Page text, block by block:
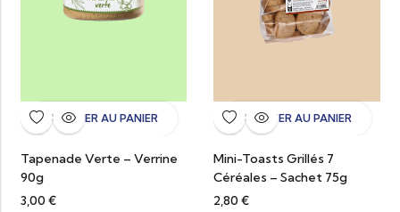
AJOUTER AU PANIER
Tapenade Verte – Verrine
90g
3,00 €
AJOUTER AU PANIER
Mini-Toasts Grillés 7
Céréales – Sachet 75g
2,80 €